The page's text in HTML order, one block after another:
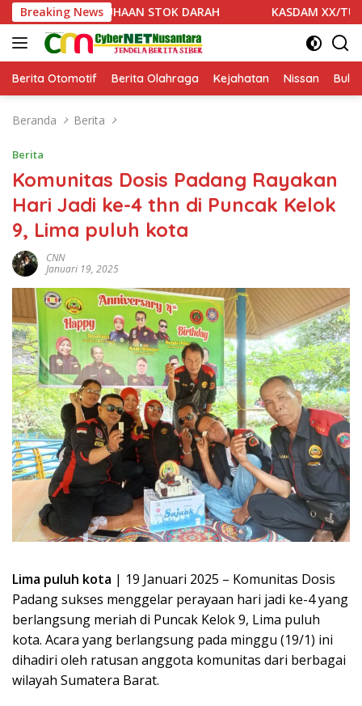
Langsung
ke
konten
Breaking News
STOK DARAH KASDAM XX/TUANKU IMAM
Berita Otomotif Berita Olahraga Kejahatan Nissan
Beranda Berita
Berita
Komunitas Dosis Padang Rayakan
Hari Jadi ke-4 thn di Puncak Kelok
9, Lima puluh kota
CNN
Januari 19, 2025
Lima puluh kota | 19 Januari 2025 – Komunitas Dosis
Padang sukses menggelar perayaan hari jadi ke-4 yang
berlangsung meriah di Puncak Kelok 9, Lima puluh
kota. Acara yang berlangsung pada minggu (19/1) ini
dihadiri oleh ratusan anggota komunitas dari berbagai
wilayah Sumatera Barat.